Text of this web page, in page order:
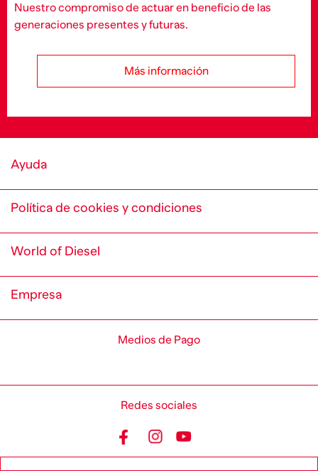
Nuestro compromiso de actuar en beneficio de las
generaciones presentes y futuras.
Más información
Ayuda
Política de cookies y condiciones
World of Diesel
Empresa
Medios de Pago
Redes sociales